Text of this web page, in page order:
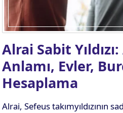
Alrai Sabit
Anlamı, Evler,
Hesaplama
Alrai, Sefeus takımyıldızının